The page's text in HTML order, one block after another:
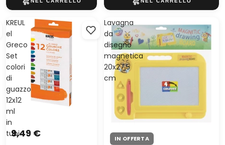
KREUL
el
Greco
Set
colori
di
guazzo
12x12
ml
in
tubi
9,49 €
Lavagna
da
disegno
magnetica
20x27,5
cm
IN OFFERTA